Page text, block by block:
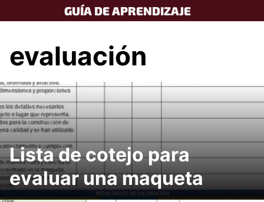
to
GUÍA DE APRENDIZAJE
evaluación
Lista de cotejo para
evaluar una maqueta